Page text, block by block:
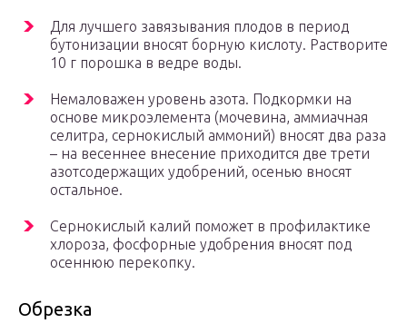
Для лучшего завязывания плодов в период
бутонизации вносят борную кислоту. Растворите
10 г порошка в ведре воды.
Немаловажен уровень азота. Подкормки на
основе микроэлемента (мочевина, аммиачная
селитра, сернокислый аммоний) вносят два раза
– на весеннее внесение приходится две трети
азотсодержащих удобрений, осенью вносят
остальное.
Сернокислый калий поможет в профилактике
хлороза, фосфорные удобрения вносят под
осеннюю перекопку.
Обрезка